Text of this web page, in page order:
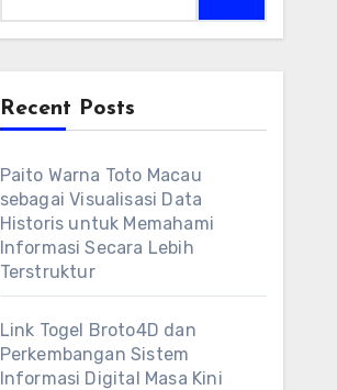
Recent Posts
Paito Warna Toto Macau
sebagai Visualisasi Data
Historis untuk Memahami
Informasi Secara Lebih
Terstruktur
Link Togel Broto4D dan
Perkembangan Sistem
Informasi Digital Masa Kini